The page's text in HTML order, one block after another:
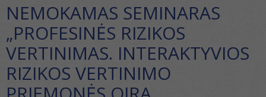
NEMOKAMAS SEMINARAS
„PROFESINĖS RIZIKOS
VERTINIMAS. INTERAKTYVIOS
RIZIKOS VERTINIMO